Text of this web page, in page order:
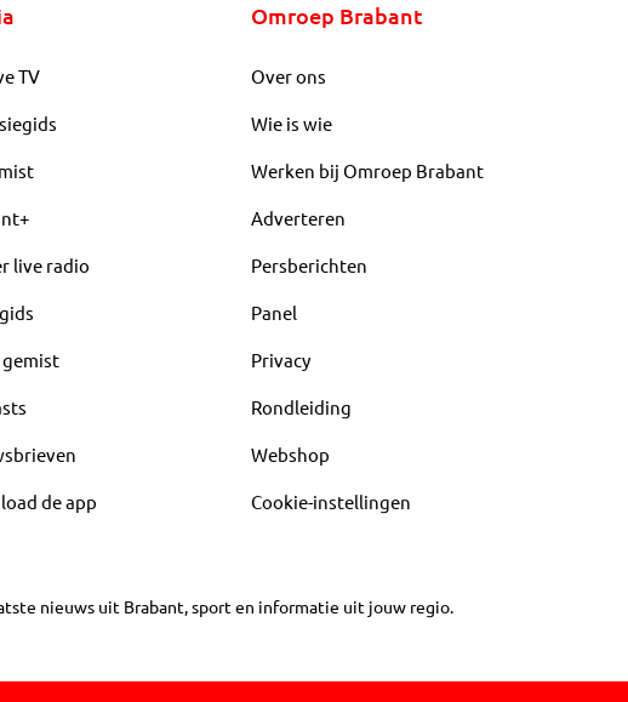
TV
live radio
gemist
de app
Omroep Brabant
Over ons
Wie is wie
Werken bij Omroep Brabant
Adverteren
Persberichten
Panel
Privacy
Rondleiding
Webshop
Cookie-instellingen
nieuws uit Brabant, sport en informatie uit jouw regio.